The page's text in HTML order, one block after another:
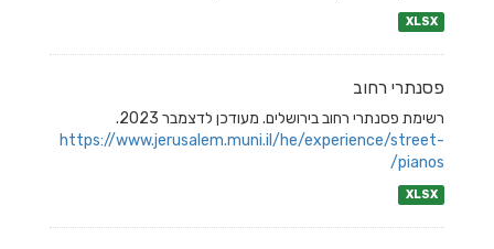
XLSX
פסנתרי רחוב
רשימת פסנתרי רחוב בירושלים. מעודכן לדצמבר 2023.
https://www.jerusalem.muni.il/he/experience/street-
pianos/
XLSX